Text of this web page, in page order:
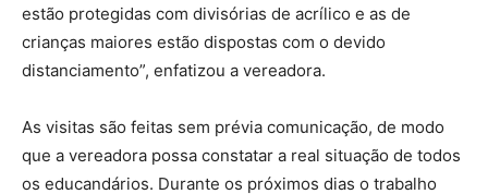
estão protegidas com divisórias de acrílico e as de
crianças maiores estão dispostas com o devido
distanciamento”, enfatizou a vereadora.
As visitas são feitas sem prévia comunicação, de modo
que a vereadora possa constatar a real situação de todos
os educandários. Durante os próximos dias o trabalho